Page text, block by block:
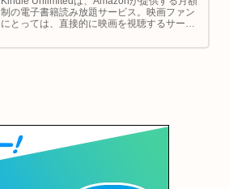
制の電子書籍読み放題サービス。映画ファン
にとっては、直接的に映画を視聴するサービ
理解し、楽しむための間接的なツールとして